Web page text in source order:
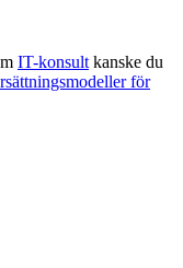
IT-konsult kanske du
för